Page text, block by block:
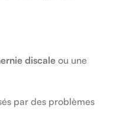
discaleou une
par des problèmes